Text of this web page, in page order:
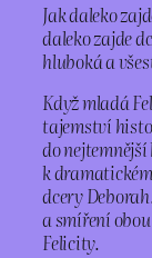
Jak daleko
daleko zajde
hluboká a
Když mladá
tajemství
do
k
dcery
a smíření
Felicity.